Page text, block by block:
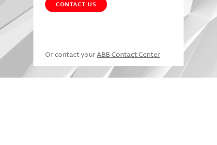
CONTACT US
Or contact your ABB Contact Center